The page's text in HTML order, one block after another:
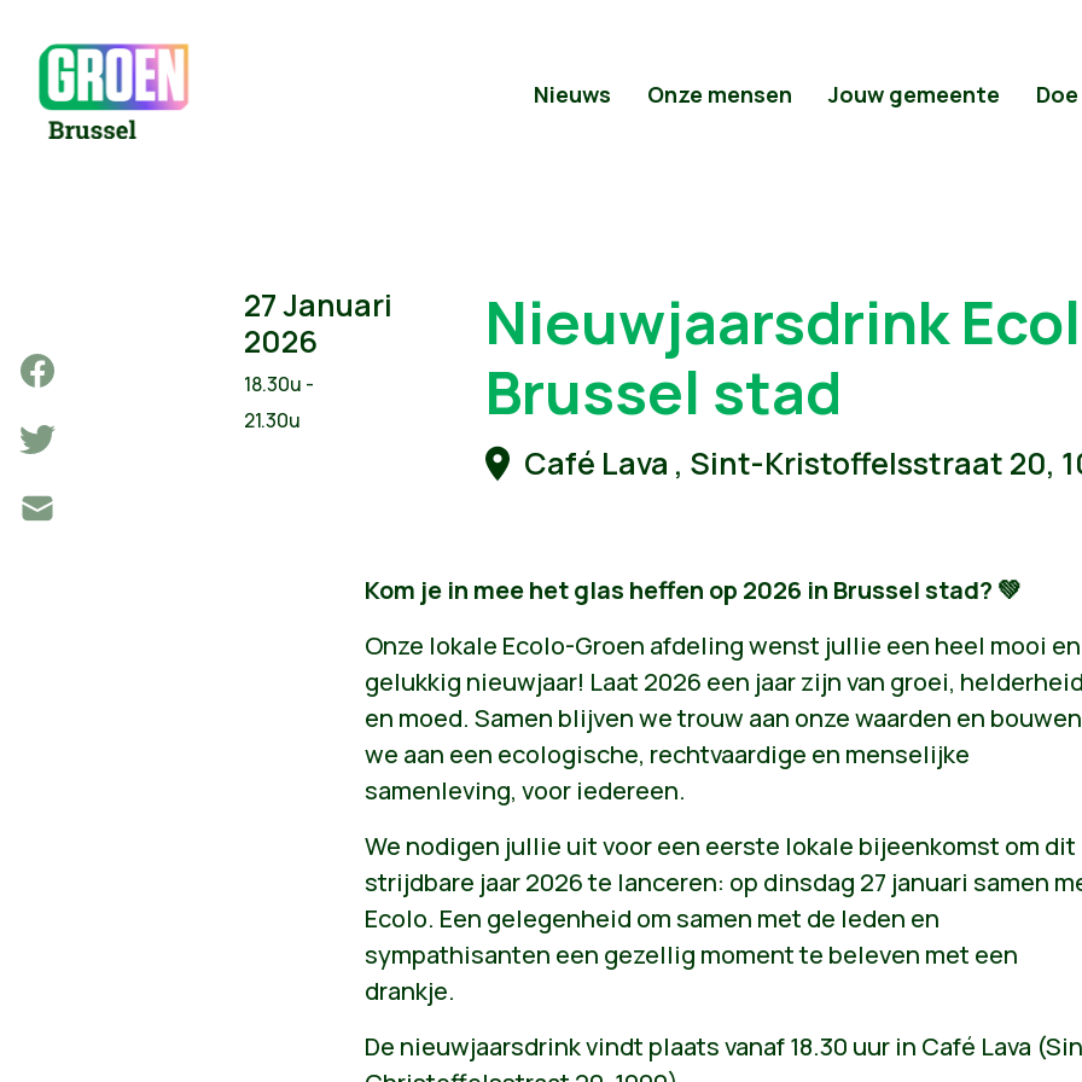
Nieuws Onze mensen Jouw gemeente
27 Januari
2026
18.30u -
21.30u
Nieuwjaarsdrink
Brussel stad
Café Lava , Sint-Kristoffelsstraat 20,
Kom je in mee het glas heffen op 2026 in Brussel stad? 💚
Onze lokale Ecolo-Groen afdeling wenst jullie een heel mooi en
gelukkig nieuwjaar! Laat 2026 een jaar zijn van groei, helderheid
en moed. Samen blijven we trouw aan onze waarden en bouwen
we aan een ecologische, rechtvaardige en menselijke
samenleving, voor iedereen.
We nodigen jullie uit voor een eerste lokale bijeenkomst om dit
strijdbare jaar 2026 te lanceren: op dinsdag 27 januari samen
Ecolo. Een gelegenheid om samen met de leden en
sympathisanten een gezellig moment te beleven met een
drankje.
De nieuwjaarsdrink vindt plaats vanaf 18.30 uur in Café Lava